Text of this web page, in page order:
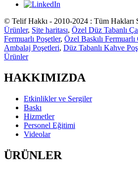
© Telif Hakkı - 2010-2024 : Tüm Hakları
Ürünler, Site haritası, Özel Düz Tabanlı
Fermuarlı Poşetler, Özel Baskılı Fermuarlı
Ambalaj Poşetleri, Düz Tabanlı Kahve
Ürünler
HAKKIMIZDA
Etkinlikler ve Sergiler
Baskı
Hizmetler
Personel Eğitimi
Videolar
ÜRÜNLER